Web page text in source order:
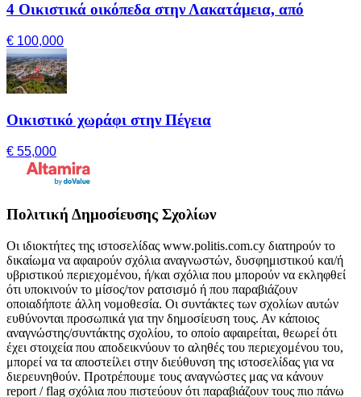
4 Οικιστικά οικόπεδα στην Λακατάμεια, από
€ 100,000
Οικιστικό χωράφι στην Πέγεια
€ 55,000
Πολιτική Δημοσίευσης Σχολίων
Οι ιδιοκτήτες της ιστοσελίδας www.politis.com.cy διατηρούν το
δικαίωμα να αφαιρούν σχόλια αναγνωστών, δυσφημιστικού και/ή
υβριστικού περιεχομένου, ή/και σχόλια που μπορούν να εκληφθεί
ότι υποκινούν το μίσος/τον ρατσισμό ή που παραβιάζουν
οποιαδήποτε άλλη νομοθεσία. Οι συντάκτες των σχολίων αυτών
ευθύνονται προσωπικά για την δημοσίευση τους. Αν κάποιος
αναγνώστης/συντάκτης σχολίου, το οποίο αφαιρείται, θεωρεί ότι
έχει στοιχεία που αποδεικνύουν το αληθές του περιεχομένου του,
μπορεί να τα αποστείλει στην διεύθυνση της ιστοσελίδας για να
διερευνηθούν. Προτρέπουμε τους αναγνώστες μας να κάνουν
report / flag σχόλια που πιστεύουν ότι παραβιάζουν τους πιο πάνω